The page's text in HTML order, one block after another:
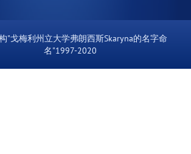
"戈梅利州立大学弗朗西斯Skaryna的名字命
名"1997-2020